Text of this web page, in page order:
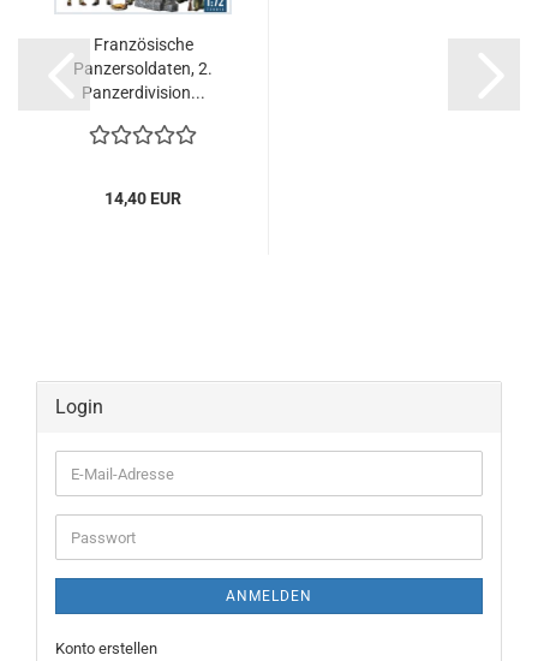
Französische
Panzersoldaten, 2.
Panzerdivision...
14,40 EUR
Login
E-
Mail-
Adresse
Passwort
ANMELDEN
Konto erstellen